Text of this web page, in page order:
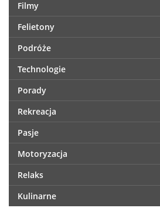
Filmy
Felietony
Podróże
Technologie
Porady
Rekreacja
Pasje
Motoryzacja
Relaks
Kulinarne